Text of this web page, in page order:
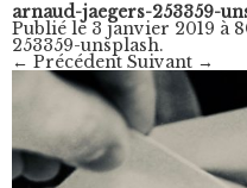
arnaud-jaegers-253359-
Publié le 3 janvier 2019 à
253359-unsplash.
← Précédent Suivant →